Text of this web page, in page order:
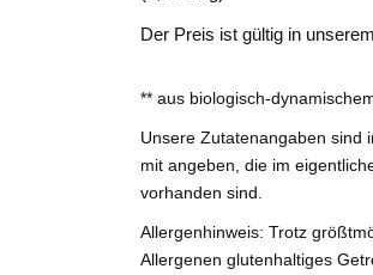
Der Preis ist gültig in
** aus biologisch-
Unsere Zutatenangaben sind
mit angeben, die im
vorhanden sind.
Allergenhinweis: Trotz
Allergenen glutenhaltiges